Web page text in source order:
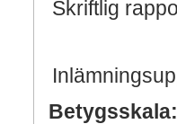
Skriftlig
Betygsskala: